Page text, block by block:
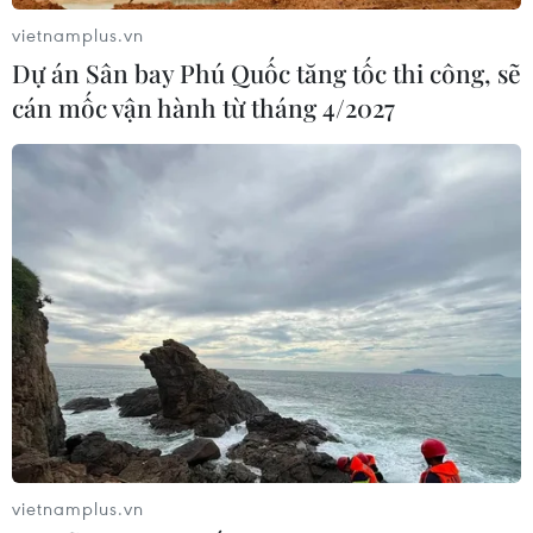
Tìm ra cơ chế gây bệnh ung thư
17/07/2026 01:05
CƠ QUAN CHỦ QUẢN: THÔNG TẤN XÃ VIỆT NAM
Tổng Biên tập: TRẦN TIẾN DUẨN
vietnamplus.vn
Dự án Sân bay Phú Quốc tăng tốc thi công, sẽ
cán mốc vận hành từ tháng 4/2027
vietnamplus.vn